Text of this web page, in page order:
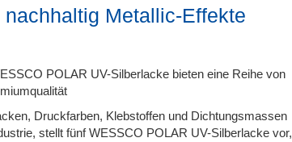
Metallic-Effekte
POLAR UV-Silberlacke bieten eine Reihe von
Druckfarben, Klebstoffen und Dichtungsmassen
stellt fünf WESSCO POLAR UV-Silberlacke vor,